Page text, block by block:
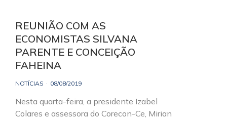
REUNIÃO COM AS
ECONOMISTAS SILVANA
PARENTE E CONCEIÇÃO
FAHEINA
NOTÍCIAS 08/08/2019
Nesta quarta-feira, a presidente Izabel
Colares e assessora do Corecon-Ce, Mirian